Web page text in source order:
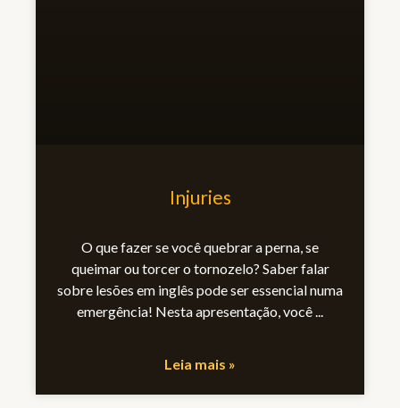
Injuries
O que fazer se você quebrar a perna, se
queimar ou torcer o tornozelo? Saber falar
sobre lesões em inglês pode ser essencial numa
emergência! Nesta apresentação, você
Leia mais »